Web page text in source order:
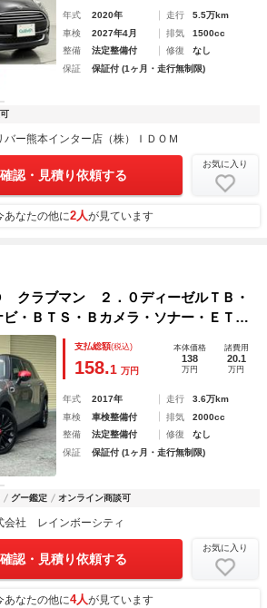
年式 2020年 走行
5.5万km
車検
2027年4月 排気
1500cc
整備
法定整備付 修復
なし
保証
保証付 (1ヶ月・走行無制限)
バー熊本インター店（株）ＩＤＯＭ
認・見積り依頼する
お気に入り
あなたの他に2人が見ています
クラブマン ２．０ディーゼルＴＢ・
・ＢＴＳ・Ｂカメラ・ソナー・ＥＴ
プッシュ・アイスト・アンビエントラ
Ｄライト・ＪＣＷ用グリル・衝突軽
支払総額(税込)
158.1 万円
本体価格
138
万円
諸費用
20.1
万円
年式 2017年 走行
3.6万km
車検
車検整備付 排気
2000cc
整備
法定整備付 修復
なし
保証
保証付 (1ヶ月・走行無制限)
グー鑑定 オンライン商談可
会社 レインボーシティ
認・見積り依頼する
お気に入り
あなたの他に4人が見ています